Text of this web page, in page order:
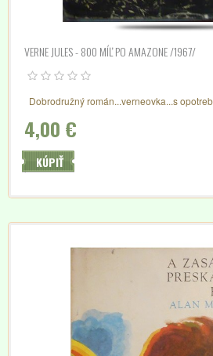
VERNE JULES - 800 MÍĽ PO AMAZONE /1967/
Dobrodružný román...verneovka...s
4,00 €
KÚPIŤ